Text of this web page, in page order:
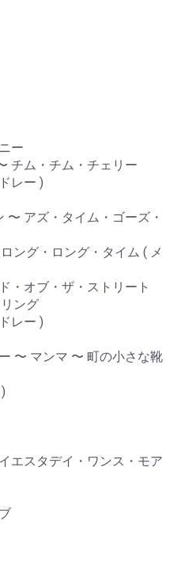
ー
チム・チム・チェリー
レー )
〜 アズ・タイム・ゴーズ・
ング・ロング・タイム ( メ
・オブ・ザ・ストリート
ング
レー )
〜 マンマ 〜 町の小さな靴
エスタデイ・ワンス・モア